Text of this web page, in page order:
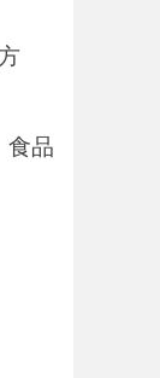
食品